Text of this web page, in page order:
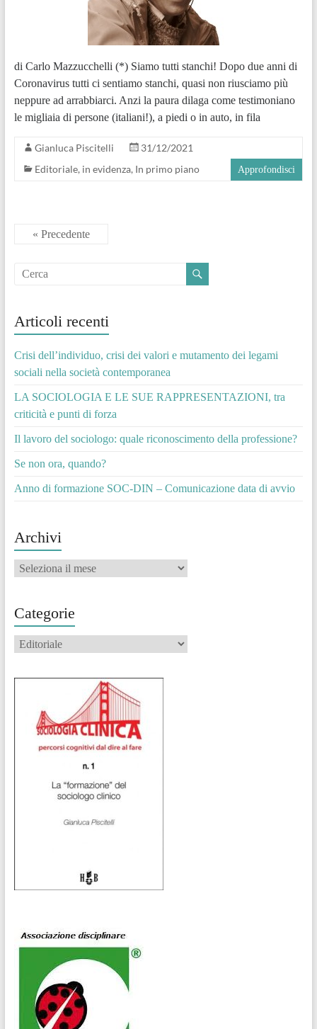
di Carlo Mazzucchelli (*) Siamo tutti stanchi! Dopo due anni di
Coronavirus tutti ci sentiamo stanchi, quasi non riusciamo più
neppure ad arrabbiarci. Anzi la paura dilaga come testimoniano
le migliaia di persone (italiani!), a piedi o in auto, in fila
Gianluca Piscitelli
31/12/2021
Editoriale, in evidenza, In primo piano Approfondisci
« Precedente
Articoli recenti
Crisi dell’individuo, crisi dei valori e mutamento dei legami
sociali nella società contemporanea
LA SOCIOLOGIA E LE SUE RAPPRESENTAZIONI, tra
criticità e punti di forza
Il lavoro del sociologo: quale riconoscimento della professione?
Se non ora, quando?
Anno di formazione SOC-DIN – Comunicazione data di avvio
Archivi
Archivi
Categorie
Categorie